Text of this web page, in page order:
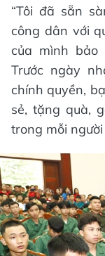
“Tôi đã sẵn
công dân với
của mình
Trước ngày
chính quyền,
sẻ, tặng quà,
trong mỗi